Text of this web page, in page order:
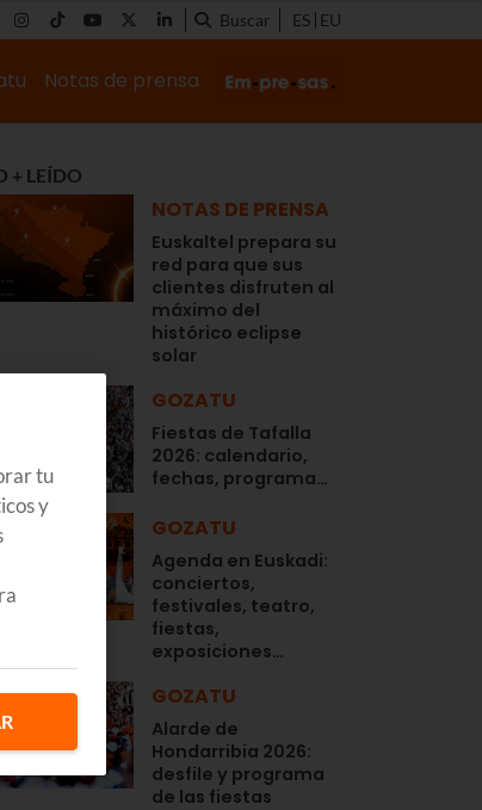
Buscar ES EU
Notas de prensa
+ LEÍDO
NOTAS DE PRENSA
Euskaltel prepara su
red para que sus
clientes disfruten al
máximo del
histórico eclipse
solar
GOZATU
Fiestas de Tafalla
2026: calendario,
fechas, programa…
GOZATU
Agenda en Euskadi:
conciertos,
festivales, teatro,
fiestas,
exposiciones…
GOZATU
Alarde de
Hondarribia 2026:
desfile y programa
de las fiestas
tu
y